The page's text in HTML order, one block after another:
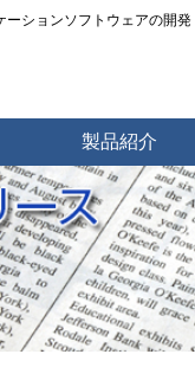
ションソフトウェアの開
製品紹介